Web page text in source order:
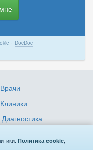
· DocDoc
Врачи
Клиники
Диагностика
Политика cookie,